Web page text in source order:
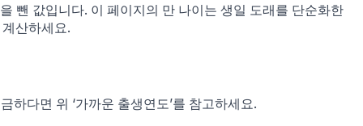
뺀 값입니다. 이 페이지의 만 나이는 생일 도래를 단순화한
계산하세요.
하다면 위 ‘가까운 출생연도’를 참고하세요.